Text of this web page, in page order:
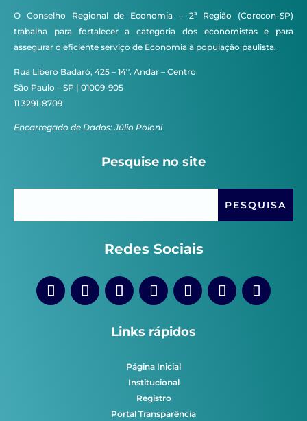
O Conselho Regional de Economia – 2ª Região (Corecon-SP)
trabalha para fortalecer a categoria dos economistas e para
assegurar o eficiente serviço de Economia à população paulista.
Rua Líbero Badaró, 425 – 14º. Andar – Centro
São Paulo – SP | 01009-905
11 3291-8709
Encarregado de Dados: Júlio Poloni
Pesquise no site
Redes Sociais
Links rápidos
Página Inicial
Institucional
Registro
Portal Transparência